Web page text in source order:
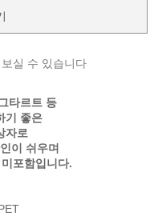
실 수 있습니다
타르트 등
기 좋은
자로
이 쉬우며
포함입니다.